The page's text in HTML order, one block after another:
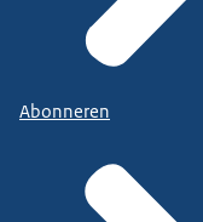
Abonneren